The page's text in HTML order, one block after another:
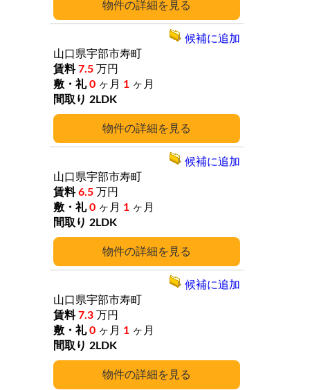
詳細
詳細
山口県宇部市寿町
7.5 万円
0 ヶ月 1 ヶ月
2LDK
候補に追加
詳細
山口県宇部市寿町
6.5 万円
0 ヶ月 1 ヶ月
2LDK
候補に追加
詳細
山口県宇部市寿町
7.3 万円
0 ヶ月 1 ヶ月
2LDK
候補に追加